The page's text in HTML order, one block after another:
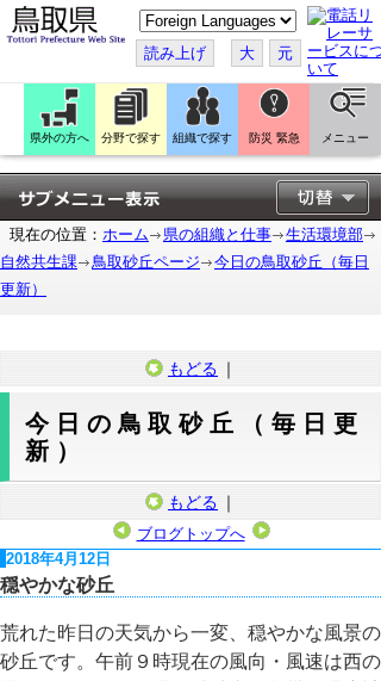
こ
の
ペ
ー
ジ
翻
訳
す
る
読み上げ 大 元
県外の方へ 分野で探す 組織で探す 防災 緊急 メニュー
現在の位置： ホーム 県の組織と仕事
生活環境部
自然共生課
鳥取砂丘ページ
今日の鳥取砂丘（毎日
更新）
もどる ｜
今日の鳥取砂丘（毎日更
新）
もどる ｜
ブログトップへ
2018年4月12日
穏やかな砂丘
荒れた昨日の天気から一変、穏やかな風景の
砂丘です。午前９時現在の風向・風速は西の